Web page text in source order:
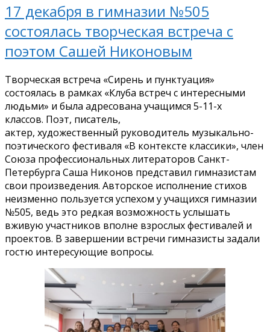
17 декабря в гимназии №505
состоялась творческая встреча с
поэтом Сашей Никоновым
Творческая встреча «Сирень и пунктуация»
состоялась в рамках «Клуба встреч с интересными
людьми» и была адресована учащимся 5-11-х
классов. Поэт, писатель,
актер, художественный руководитель музыкально-
поэтического фестиваля «В контексте классики», член
Союза профессиональных литераторов Санкт-
Петербурга Саша Никонов представил гимназистам
свои произведения. Авторское исполнение стихов
неизменно пользуется успехом у учащихся гимназии
№505, ведь это редкая возможность услышать
вживую участников вполне взрослых фестивалей и
проектов. В завершении встречи гимназисты задали
гостю интересующие вопросы.